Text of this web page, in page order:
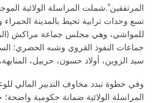
المرتفقين”.شملت المراسلة الولائية
تسع وحدات ترابية تحيط بالمدينة الحمراء
للمواشي، وهي مجلس جماعة مراكش
جماعات النفوذ القروي وشبه الحضري:
سيد الزوين، أولاد حسون، حربيل، المنابهة،
وفي خطوة تبدد مخاوف التدبير المالي
المراسلة الولائية ضمانة حكومية